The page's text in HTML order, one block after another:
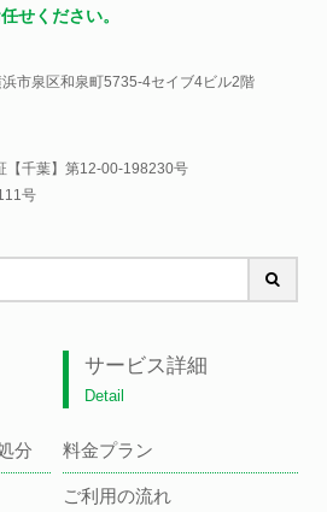
せください。
市泉区和泉町5735-4セイブ4ビル2階
千葉】 第12-00-198230号
号
分
サービス詳細
Detail
料金プラン
ご利用の流れ